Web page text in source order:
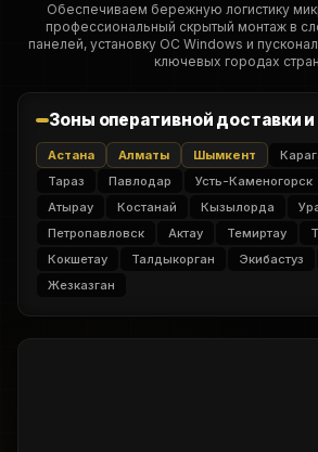
Обеспечиваем бережную логистику
профессиональный скрытый монтаж в
панелей, установку ОС Windows и
ключевых городах
Зоны оперативной доставки
Астана Алматы Шымкент
Тараз
Павлодар Усть-Каменогорск
Атырау
Костанай Кызылорда
Петропавловск
Актау Темиртау
Кокшетау
Талдыкорган Экибастуз
Жезказган